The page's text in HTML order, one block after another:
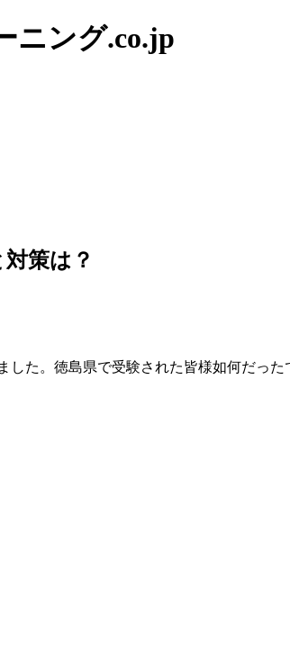
ニング.co.jp
策は？
した。徳島県で受験された皆様如何だった